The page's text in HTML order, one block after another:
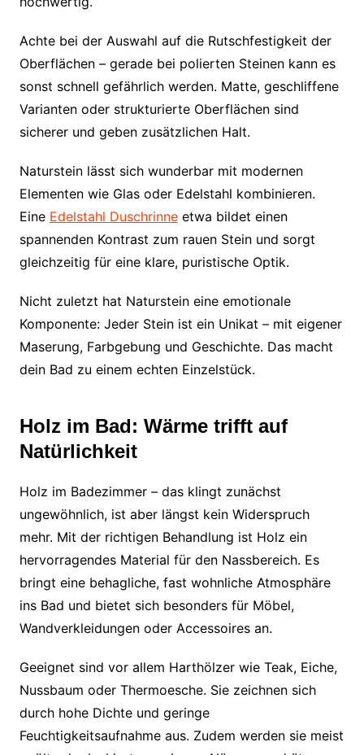
Achte bei der Auswahl auf die Rutschfestigkeit der
Oberflächen – gerade bei polierten Steinen kann es
sonst schnell gefährlich werden. Matte, geschliffene
Varianten oder strukturierte Oberflächen sind
sicherer und geben zusätzlichen Halt.
Naturstein lässt sich wunderbar mit modernen
Elementen wie Glas oder Edelstahl kombinieren.
Eine Edelstahl Duschrinneetwa bildet einen
spannenden Kontrast zum rauen Stein und sorgt
gleichzeitig für eine klare, puristische Optik.
Nicht zuletzt hat Naturstein eine emotionale
Komponente: Jeder Stein ist ein Unikat – mit eigener
Maserung, Farbgebung und Geschichte. Das macht
dein Bad zu einem echten Einzelstück.
Holz im Bad: Wärme trifft auf
Natürlichkeit
Holz im Badezimmer – das klingt zunächst
ungewöhnlich, ist aber längst kein Widerspruch
mehr. Mit der richtigen Behandlung ist Holz ein
hervorragendes Material für den Nassbereich. Es
bringt eine behagliche, fast wohnliche Atmosphäre
ins Bad und bietet sich besonders für Möbel,
Wandverkleidungen oder Accessoires an.
Geeignet sind vor allem Harthölzer wie Teak, Eiche,
Nussbaum oder Thermoesche. Sie zeichnen sich
durch hohe Dichte und geringe
Feuchtigkeitsaufnahme aus. Zudem werden sie meist